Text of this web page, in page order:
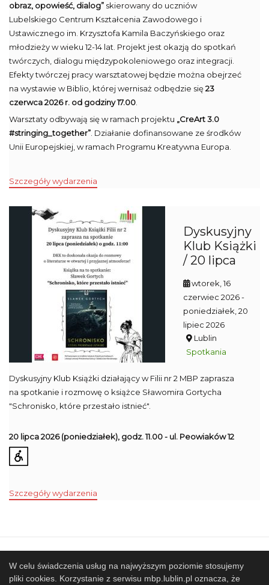
obraz, opowieść, dialog” skierowany do uczniów
Lubelskiego Centrum Kształcenia Zawodowego i
Ustawicznego im. Krzysztofa Kamila Baczyńskiego oraz
młodzieży w wieku 12-14 lat. Projekt jest okazją do spotkań
twórczych, dialogu międzypokoleniowego oraz integracji.
Efekty twórczej pracy warsztatowej będzie można obejrzeć
na wystawie w Biblio, której wernisaż odbędzie się23
czerwca 2026 r. od godziny 17.00
Warsztaty odbywają się w ramach projektu „CreArt 3.0
#stringing_together” . Działanie dofinansowane ze środków
Unii Europejskiej, w ramach Programu Kreatywna Europa.
Szczegóły wydarzenia
Dyskusyjny
Klub Książki
/ 20 lipca
wtorek, 16
czerwiec 2026-
poniedziałek, 20
lipiec 2026
Lublin
Spotkania
Dyskusyjny Klub Książki działający w Filii nr 2 MBP zaprasza
na spotkanie i rozmowę o książce Sławomira Gortycha
"Schronisko, które przestało istnieć".
20 lipca 2026 (poniedziałek), godz. 11.00 - ul. Peowiaków 12
Szczegóły wydarzenia
Współpracujemy
W celu świadczenia usług na najwyższym poziomie stosujemy
pliki cookies. Korzystanie z serwisu mbp.lublin.pl oznacza, że